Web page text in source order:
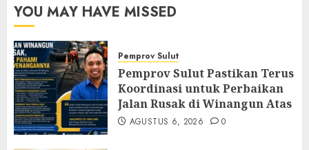
YOU MAY HAVE MISSED
Pemprov Sulut
Pemprov Sulut Pastikan Terus
Koordinasi untuk Perbaikan
Jalan Rusak di Winangun Atas
AGUSTUS 6, 2026 0